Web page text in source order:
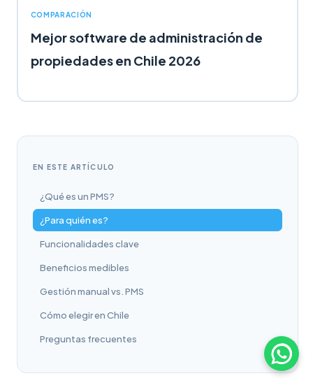
COMPARACIÓN
Mejor software de administración de
propiedades en Chile 2026
EN ESTE ARTÍCULO
¿Qué es un PMS?
¿Para quién es?
Funcionalidades clave
Beneficios medibles
Gestión manual vs. PMS
Cómo elegir en Chile
Preguntas frecuentes